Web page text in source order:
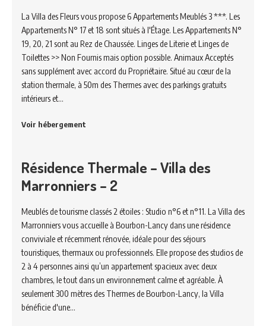
La Villa des Fleurs vous propose 6 Appartements Meublés 3 ***. Les
Appartements N° 17 et 18 sont situés à l'Étage. Les Appartements N°
19, 20, 21 sont au Rez de Chaussée. Linges de Literie et Linges de
Toilettes >> Non Fournis mais option possible. Animaux Acceptés
sans supplément avec accord du Propriétaire. Situé au cœur de la
station thermale, à 50m des Thermes avec des parkings gratuits
intérieurs et…
Voir hébergement
Résidence Thermale – Villa des
Marronniers – 2
Meublés de tourisme classés 2 étoiles : Studio n°6 et n°11. La Villa des
Marronniers vous accueille à Bourbon-Lancy dans une résidence
conviviale et récemment rénovée, idéale pour des séjours
touristiques, thermaux ou professionnels. Elle propose des studios de
2 à 4 personnes ainsi qu’un appartement spacieux avec deux
chambres, le tout dans un environnement calme et agréable. À
seulement 300 mètres des Thermes de Bourbon-Lancy, la Villa
bénéficie d'une…